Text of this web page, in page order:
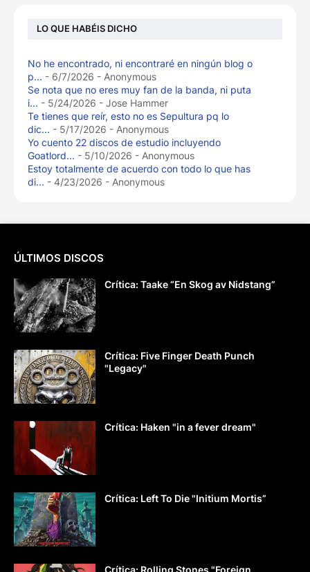
LO QUE HABÉIS DICHO
No he encontrado, ni encontraré en ningún blog o
p... - 6/7/2026 - Anonymous
Se nota que no eres muy fan de la banda, ni puta
i... - 5/24/2026 - Jose Hammer
Te tienes que reír, esto no es Sepultura pq lo
dic... - 5/17/2026 - Anonymous
Yo cuento 22 discos de estudio incluyendo
Goatlord... - 5/10/2026 - Anonymous
Estoy totalmente de acuerdo con todo lo que has
di... - 4/23/2026 - Anonymous
ÚLTIMOS DISCOS
Crítica: Taake “En Skog av Nidstang”
Crítica: Five Finger Death Punch
"Legacy"
Crítica: Haken "in a fever dream"
Crítica: Left To Die "Initium Mortis”
Crítica: Rolling Stones "Foreign